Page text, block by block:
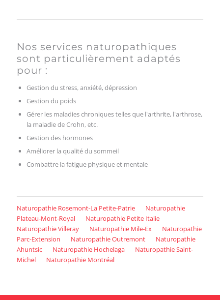
Nos services naturopathiques
sont particulièrement adaptés
pour :
Gestion du stress, anxiété, dépression
Gestion du poids
Gérer les maladies chroniques telles que l'arthrite, l'arthrose,
la maladie de Crohn, etc.
Gestion des hormones
Améliorer la qualité du sommeil
Combattre la fatigue physique et mentale
Naturopathie Rosemont-La Petite-Patrie
Naturopathie
Plateau-Mont-Royal
Naturopathie Petite Italie
Naturopathie Villeray
Naturopathie Mile-Ex
Naturopathie
Parc-Extension
Naturopathie Outremont
Naturopathie
Ahuntsic
Naturopathie Hochelaga
Naturopathie Saint-
Michel
Naturopathie Montréal